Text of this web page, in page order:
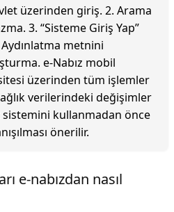
üzerinden giriş. 2. Arama
3. “Sisteme Giriş Yap”
metnini
e-Nabız mobil
üzerinden tüm işlemler
verilerindeki değişimler
sistemini kullanmadan önce
önerilir.
e-nabızdan nasıl